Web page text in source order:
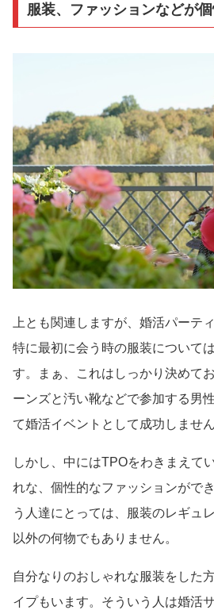
服装、ファッションなどが
上とも関連しますが、婚活パーテ
特に最初に会う時の服装について
す。まぁ、これはしっかり決めて
ーンズと汚い靴などで参加する男
て婚活イベントとして成功しません
しかし、中にはTPOをわきまえて
れな、個性的なファッションがで
う人達にとっては、服装のレギュ
以外の何物でもありません。
自分なりのおしゃれな服装をした
イプもいます。そういう人は婚活